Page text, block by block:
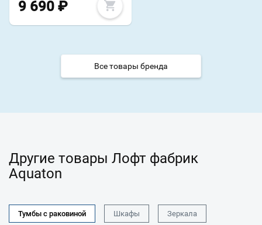
9 690 ₽
Все товары бренда
Другие товары Лофт фабрик
Aquaton
Тумбы с раковиной Шкафы Зеркала